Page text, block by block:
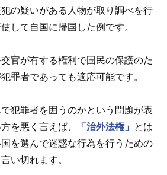
の疑いがある人物が取り調べを行
して自国に帰国した例です。
官が有する権利で国民の保護のた
罪者であっても適応可能です。
犯罪者を囲うのかという問題が表
を悪く言えば、
「治外法権」
とは
を選んで迷惑な行為を行うための
い切れます。